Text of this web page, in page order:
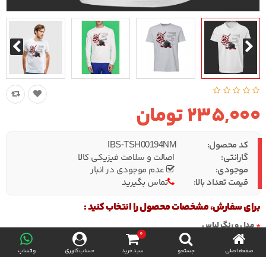
صفحه اصلی جستجو
0
سبد خرید
حساب کاربری واتساپ
235,000 تومان
کد محصول: IBS-TSH00194NM
گارانتی:
اصالت و سلامت فیزیکی کالا
موجودی:
عدم موجودی در انبار
قیمت تعداد بالا:
تماس بگیرید
برای سفارش، مشخصات محصول را انتخاب کنید :
مدل و رنگ لباس